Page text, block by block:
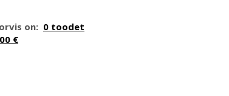
on: 0 toodet
€